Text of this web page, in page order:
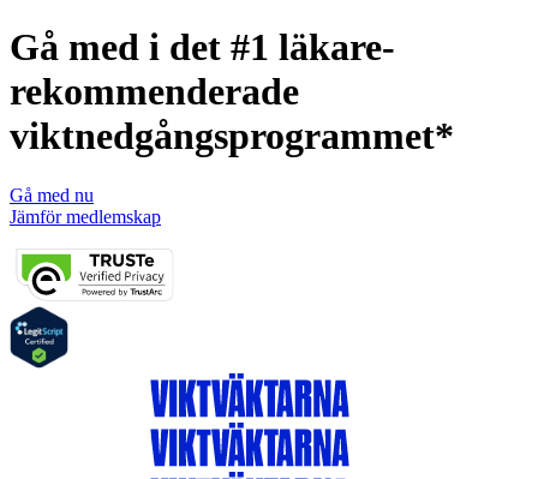
Gå med i det #1 läkare-
rekommenderade
viktnedgångsprogrammet*
Gå med nu
Jämför medlemskap